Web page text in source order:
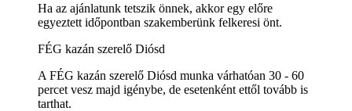
Ha az ajánlatunk tetszik önnek, akkor egy előre
egyeztett időpontban szakemberünk felkeresi önt.
FÉG kazán szerelő Diósd
A FÉG kazán szerelő Diósd munka várhatóan 30 - 60
percet vesz majd igénybe, de esetenként ettől tovább is
tarthat.